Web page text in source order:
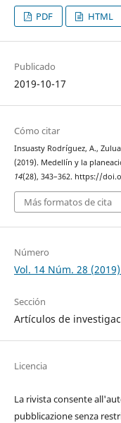
PDF HTML
Publicado
2019-10-17
Cómo citar
Insuasty Rodríguez, A.,
(2019). Medellín y la
14(28), 343–362. https://
Más formatos de cita
Número
Vol. 14 Núm. 28
Sección
Artículos de
Licencia
La rivista consente
pubblicazione senza